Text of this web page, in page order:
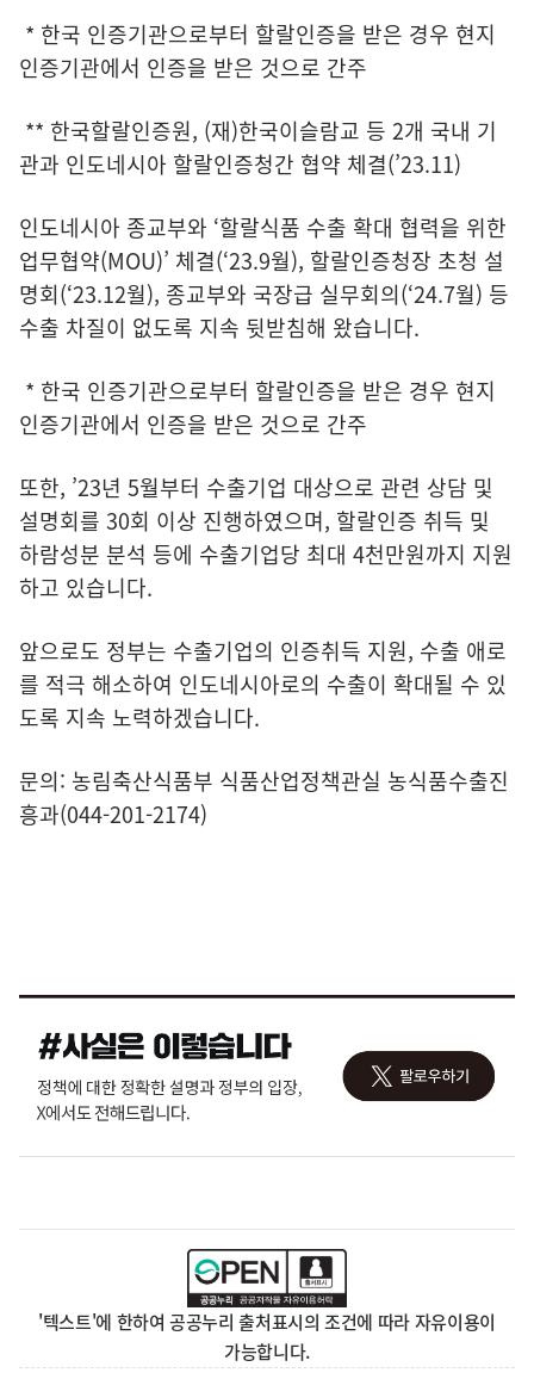
* 한국 인증기관으로부터 할랄인증을 받은 경우 현지
인증기관에서 인증을 받은 것으로 간주
** 한국할랄인증원, (재)한국이슬람교 등 2개 국내 기
관과 인도네시아 할랄인증청간 협약 체결(’23.11)
인도네시아 종교부와 ‘할랄식품 수출 확대 협력을 위한
업무협약(MOU)’ 체결(‘23.9월), 할랄인증청장 초청 설
명회(‘23.12월), 종교부와 국장급 실무회의(‘24.7월) 등
수출 차질이 없도록 지속 뒷받침해 왔습니다.
* 한국 인증기관으로부터 할랄인증을 받은 경우 현지
인증기관에서 인증을 받은 것으로 간주
또한, ’23년 5월부터 수출기업 대상으로 관련 상담 및
설명회를 30회 이상 진행하였으며, 할랄인증 취득 및
하람성분 분석 등에 수출기업당 최대 4천만원까지 지원
하고 있습니다.
앞으로도 정부는 수출기업의 인증취득 지원, 수출 애로
를 적극 해소하여 인도네시아로의 수출이 확대될 수 있
도록 지속 노력하겠습니다.
문의: 농림축산식품부 식품산업정책관실 농식품수출진
흥과(044-201-2174)
'텍스트'에 한하여 공공누리 출처표시의 조건에 따라 자유이용이
가능합니다.